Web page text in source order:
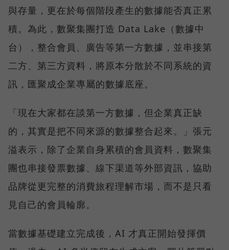
與存量，更在於每個階段產生的數據能否真正累
積。為此，數聚集團打造 Data Lake（數據中
台），整合會員、廣告等第一方數據，並串接第
二方、第三方資料，將原本分散於不同系統的資
訊，匯聚成企業專屬的數據底座。
「現在大家都在談第一方數據，但企業真正缺
的，其實是把不同來源的數據整合起來。」張元
溢表示，除了企業自身累積的會員資料，數聚集
團也串接發票數據、線下渠道等外部資訊，協助
品牌從更完整的消費旅程理解市場，而不是只看
見自己的會員輪廓。
當數據基礎建立完成後，AI 才真正開始發揮價